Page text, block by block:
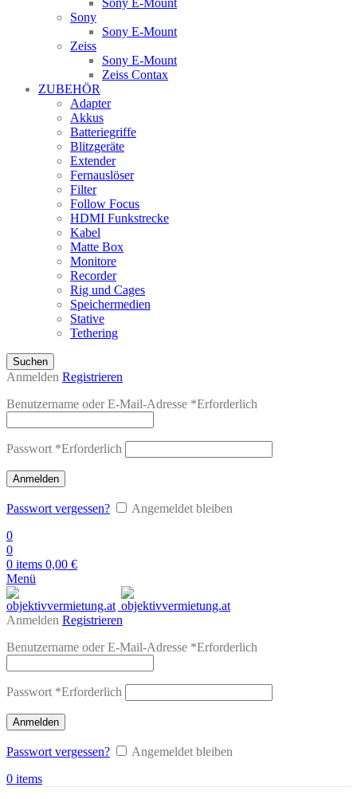
Sony E-Mount
Sony
Sony E-Mount
Zeiss
Sony E-Mount
Zeiss Contax
ZUBEHÖR
Adapter
Akkus
Batteriegriffe
Blitzgeräte
Extender
Fernauslöser
Filter
Follow Focus
HDMI Funkstrecke
Kabel
Matte Box
Monitore
Recorder
Rig und Cages
Speichermedien
Stative
Tethering
Suchen
Anmelden Registrieren
Benutzername oder E-Mail-Adresse *Erforderlich
Passwort *Erforderlich
Anmelden
Passwort vergessen?
Angemeldet bleiben
0
0
0 items 0,00 €
Menü
Anmelden Registrieren
Benutzername oder E-Mail-Adresse *Erforderlich
Passwort *Erforderlich
Anmelden
Passwort vergessen?
Angemeldet bleiben
0 items